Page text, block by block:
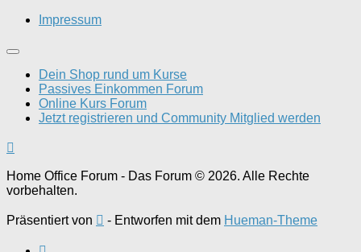
Impressum
Dein Shop rund um Kurse
Passives Einkommen Forum
Online Kurs Forum
Jetzt registrieren und Community Mitglied werden
Home Office Forum - Das Forum © 2026. Alle Rechte
vorbehalten.
Präsentiert von - Entworfen mit dem Hueman-Theme